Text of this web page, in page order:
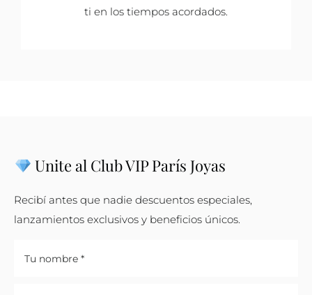
ti en los tiempos acordados.
Unite al Club VIP París Joyas
Recibí antes que nadie descuentos especiales,
lanzamientos exclusivos y beneficios únicos.